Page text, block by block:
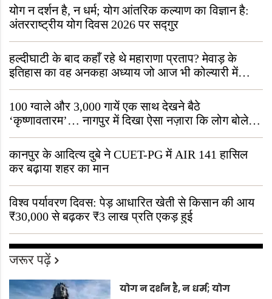
योग न दर्शन है, न धर्म; योग आंतरिक कल्याण का विज्ञान है:
अंतरराष्ट्रीय योग दिवस 2026 पर सद्गुर
हल्दीघाटी के बाद कहाँ रहे थे महाराणा प्रताप? मेवाड़ के
इतिहास का वह अनकहा अध्याय जो आज भी कोल्यारी में
जीवित है
100 ग्वाले और 3,000 गायें एक साथ देखने बैठे
‘कृष्णावतारम’… नागपुर में दिखा ऐसा नज़ारा कि लोग बोले,
“ऐसा तो सिर्फ़ कृष्ण ही कर सकते हैं”
कानपुर के आदित्य दुबे ने CUET-PG में AIR 141 हासिल
कर बढ़ाया शहर का मान
विश्व पर्यावरण दिवस: पेड़ आधारित खेती से किसान की आय
₹30,000 से बढ़कर ₹3 लाख प्रति एकड़ हुई
जरूर पढ़ें
योग न दर्शन है, न धर्म; योग